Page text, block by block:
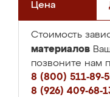
Цена
Стоимость
материалов
позвоните нам
8 (800) 511-89-
8 (926) 409-68-